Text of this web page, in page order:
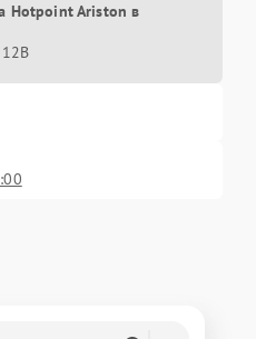
Hotpoint Ariston в
12В